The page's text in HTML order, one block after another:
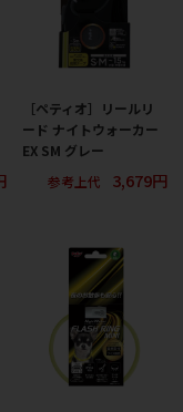
［ペティオ］リールリ
ード ナイトウォーカー
EX SM グレー
参考上代
3,679円